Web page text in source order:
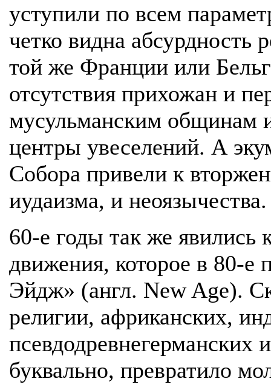
уступили по всем
четко видна
той же Франции или
отсутствия прихожан и
мусульманским общинам
центры увеселений. А
Собора привели к
иудаизма, и неоязычества.
60-е годы так же явились
движения, которое в 80-
Эйдж» (англ. New Age).
религии, африканских,
псевдодревнегерманских
буквально, превратило